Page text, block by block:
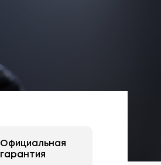
Официальная
гарантия